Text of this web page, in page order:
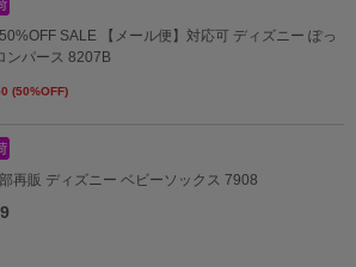
SALE 【メール便】対応可 ディズニー ぽっ
ンパース 8207B
(50%OFF)
再販 ディズニー ベビーソックス 7908